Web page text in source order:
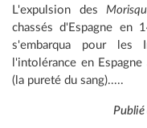
L'expulsion des
chassés d'Espagne en
s'embarqua pour
l'intolérance en
(la pureté du sang).....